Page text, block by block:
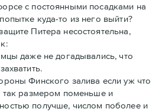
с постоянными посадками на
куда-то из него выйти?
Питера несостоятельна,
даже не догадывались, что
Финского залива если уж что
так размером поменьше и
получше, числом поболее и